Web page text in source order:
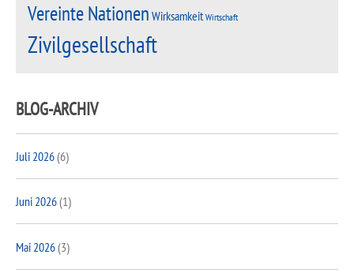
Vereinte Nationen Wirksamkeit Wirtschaft
Zivilgesellschaft
BLOG-ARCHIV
Juli 2026(6)
Juni 2026(1)
Mai 2026(3)